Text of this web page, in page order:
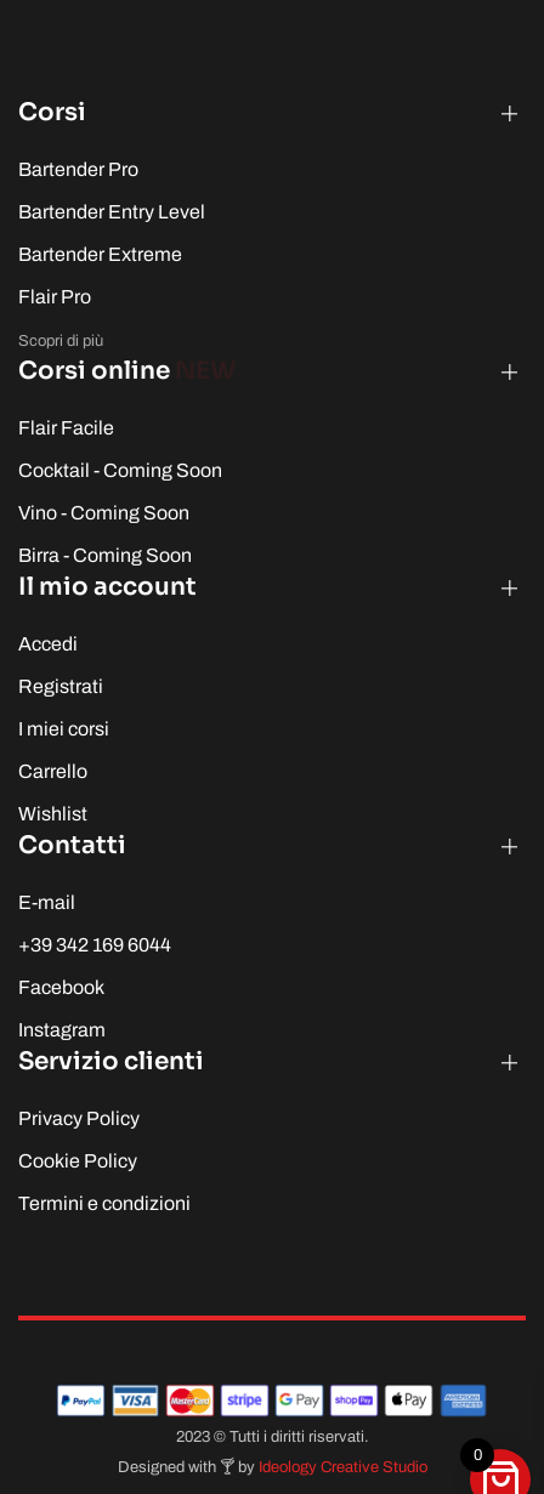
Corsi
Bartender Pro
Bartender Entry Level
Bartender Extreme
Flair Pro
Scopri di più
Corsi online
Flair Facile
Cocktail - Coming Soon
Vino - Coming Soon
Birra - Coming Soon
Il mio account
Accedi
Registrati
I miei corsi
Carrello
Wishlist
Contatti
E-mail
+39 342 169 6044
Facebook
Instagram
Servizio clienti
Privacy Policy
Cookie Policy
Termini e condizioni
2023 © Tutti i diritti riservati.
Designed with 🍸 by Ideology Creative Studio
0